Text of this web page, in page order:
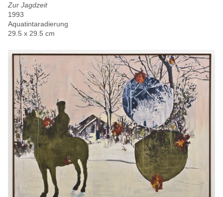
Zur Jagdzeit
1993
Aquatintaradierung
29.5 x 29.5 cm